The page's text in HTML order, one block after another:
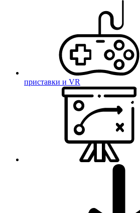
приставки и VR